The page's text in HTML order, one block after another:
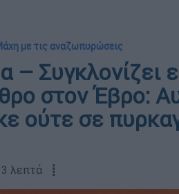
με τις αναζωπυρώσεις
Συγκλονίζει
στον Έβρο:
ούτε σε
3 λεπτά ┋